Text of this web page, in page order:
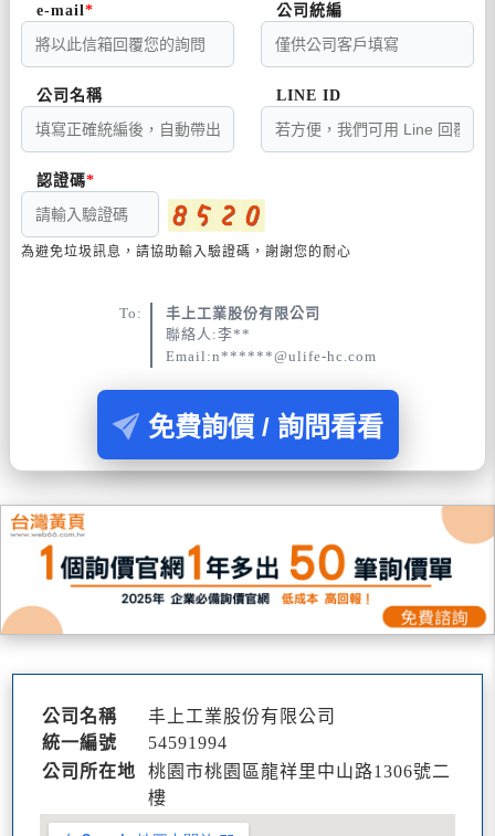
e-mail 公司統編
公司名稱 LINE ID
認證碼
為避免垃圾訊息，請協助輸入驗證碼，謝謝您的耐心
To:
丰上工業股份有限公司
聯絡人:李**
Email:n******@ulife-hc.com
免費詢價 / 詢問看看
公司名稱
丰上工業股份有限公司
統一編號
54591994
公司所在地
桃園市桃園區龍祥里中山路1306號二
樓